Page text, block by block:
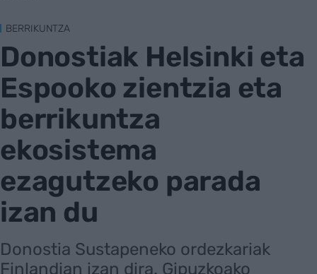
BERRIKUNTZA
Donostiak Helsinki eta
Espooko zientzia eta
berrikuntza
ekosistema
ezagutzeko parada
izan du
Donostia Sustapeneko ordezkariak
Finlandian izan dira. Gipuzkoako